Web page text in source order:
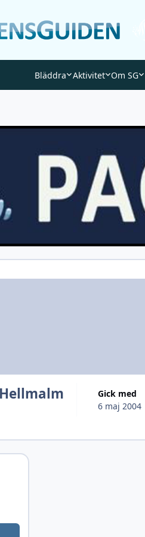
Bläddra Aktivitet Om SG
Gick med
6 maj 2004